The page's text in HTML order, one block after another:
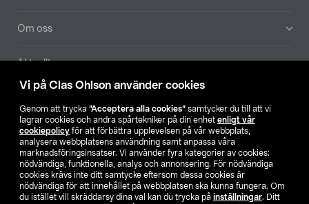
Vi på Clas Ohlson använder cookies
Genom att trycka ”Acceptera alla cookies” samtycker du till att vi
lagrar cookies och andra spårtekniker på din enhet enligt vår
cookiepolicy för att förbättra upplevelsen på vår webbplats,
analysera webbplatsens användning samt anpassa våra
marknadsföringsinsatser. Vi använder fyra kategorier av cookies:
nödvändiga, funktionella, analys och annonsering. För nödvändiga
cookies krävs inte ditt samtycke eftersom dessa cookies är
nödvändiga för att innehållet på webbplatsen ska kunna fungera. Om
du istället vill skräddarsy dina val kan du trycka på inställningar. Ditt
Om oss
Aktuellt
Hitta butik
SE NO FI